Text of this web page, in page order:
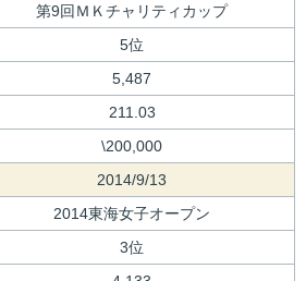
第9回ＭＫチャリティカップ
5位
5,487
211.03
\200,000
2014/9/13
2014東海女子オープン
3位